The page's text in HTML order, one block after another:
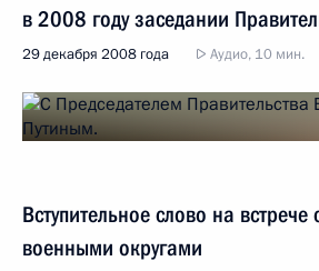
в 2008 году заседании
29 декабря 2008 года Аудио, 10 мин.
Вступительное слово на
военными округами